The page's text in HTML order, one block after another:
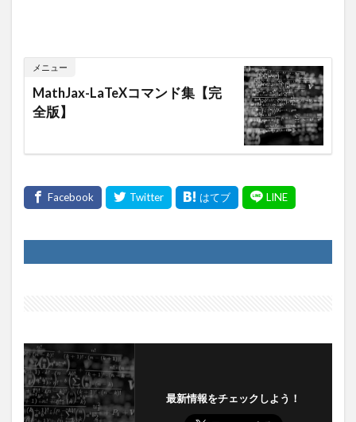
メニュー
MathJax-LaTeXコマンド集【完
全版】
最新情報をチェックしよう！